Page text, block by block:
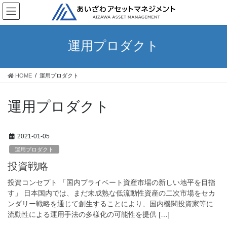
コ
ン
テ
ス
ナ
ビ
ゲ
ン
運用プロダクト
HOME 運用プロダクト
運用プロダクト
2021-01-05
運用プロダクト
投資戦略
投資コンセプト 「国内プライベート資産市場の新しい地平を目指
す」 日本国内では、まだ未成熟な低流動性資産の二次市場をセカ
ンダリー戦略を通じて創生することにより、国内機関投資家等に
流動性による運用手法の多様化の可能性を提供 […]